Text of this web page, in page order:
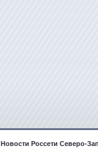
Новости Россети Северо-